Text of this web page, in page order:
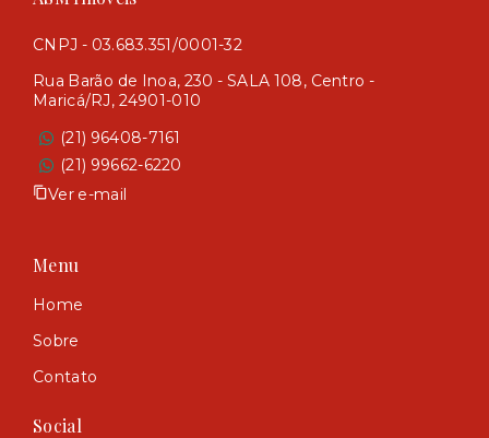
CNPJ - 03.683.351/0001-32
Rua Barão de Inoa, 230 - SALA 108, Centro -
Maricá/RJ, 24901-010
(21) 96408-7161
(21) 99662-6220
Ver e-mail
Menu
Home
Sobre
Contato
Social